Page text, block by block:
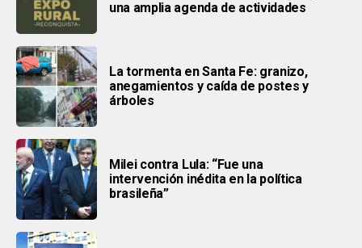
una amplia agenda de actividades
La tormenta en Santa Fe: granizo,
anegamientos y caída de postes y
árboles
Milei contra Lula: “Fue una
intervención inédita en la política
brasileña”